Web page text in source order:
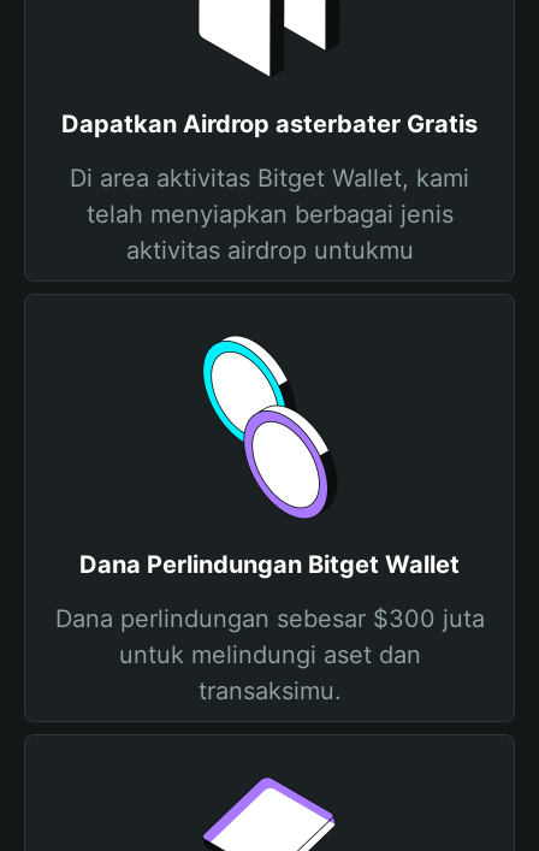
Dapatkan Airdrop asterbater Gratis
Di area aktivitas Bitget Wallet, kami
telah menyiapkan berbagai jenis
aktivitas airdrop untukmu
Dana Perlindungan Bitget Wallet
Dana perlindungan sebesar $300 juta
untuk melindungi aset dan
transaksimu.